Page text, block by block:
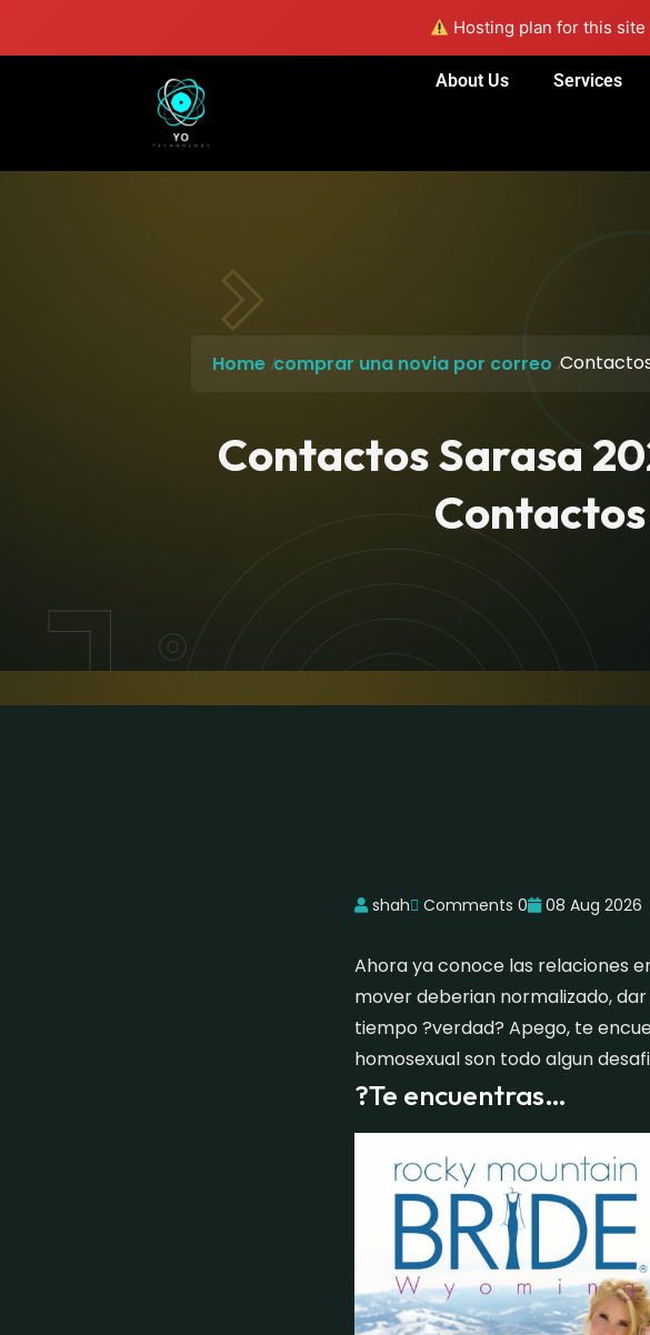
Hosting plan for this site
About Us Services
Home comprar una novia por correo
Contactos Sarasa
shah Comments 0 08 Aug 2026
Ahora ya conoce las relaciones
mover deberian normalizado,
tiempo ?verdad? Apego, te
homosexual son todo algun
?Te encuentras…